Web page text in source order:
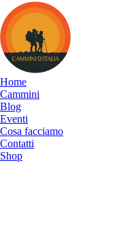
Cammini
d&#039;Italia
Home
Cammini
Blog
Eventi
Cosa facciamo
Contatti
Shop